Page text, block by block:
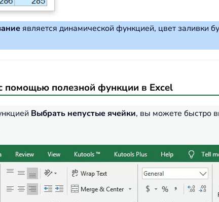
является динамической функцией, цвет заливки
помощью полезной функции в Excel
Выбрать непустые ячейки, вы можете быстро